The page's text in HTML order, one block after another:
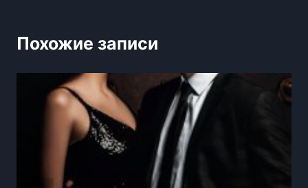
Похожие записи